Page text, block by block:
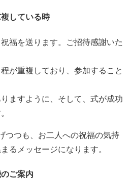
している時
福を送ります。ご招待感謝いた
が重複しており、参加すること
ますように、そして、式が成功
つつも、お二人への祝福の気持
るメッセージになります。
ご案内